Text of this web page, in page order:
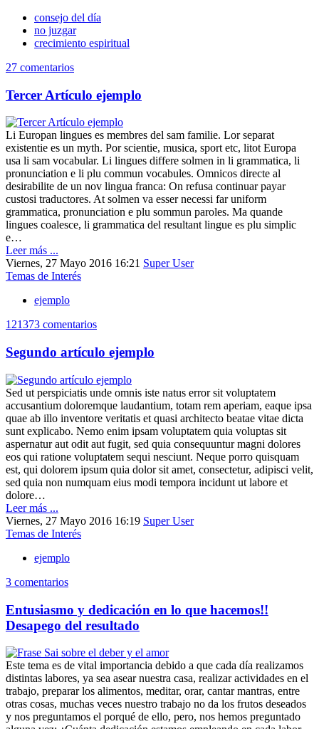
consejo del día
no juzgar
crecimiento espiritual
27 comentarios
Tercer Artículo ejemplo
Li Europan lingues es membres del sam familie. Lor separat
existentie es un myth. Por scientie, musica, sport etc, litot Europa
usa li sam vocabular. Li lingues differe solmen in li grammatica, li
pronunciation e li plu commun vocabules. Omnicos directe al
desirabilite de un nov lingua franca: On refusa continuar payar
custosi traductores. At solmen va esser necessi far uniform
grammatica, pronunciation e plu sommun paroles. Ma quande
lingues coalesce, li grammatica del resultant lingue es plu simplic
e…
Leer más ...
Viernes, 27 Mayo 2016 16:21 Super User
Temas de Interés
ejemplo
121373 comentarios
Segundo artículo ejemplo
Sed ut perspiciatis unde omnis iste natus error sit voluptatem
accusantium doloremque laudantium, totam rem aperiam, eaque ipsa
quae ab illo inventore veritatis et quasi architecto beatae vitae dicta
sunt explicabo. Nemo enim ipsam voluptatem quia voluptas sit
aspernatur aut odit aut fugit, sed quia consequuntur magni dolores
eos qui ratione voluptatem sequi nesciunt. Neque porro quisquam
est, qui dolorem ipsum quia dolor sit amet, consectetur, adipisci velit,
sed quia non numquam eius modi tempora incidunt ut labore et
dolore…
Leer más ...
Viernes, 27 Mayo 2016 16:19 Super User
Temas de Interés
ejemplo
3 comentarios
Entusiasmo y dedicación en lo que hacemos!!
Desapego del resultado
Este tema es de vital importancia debido a que cada día realizamos
distintas labores, ya sea asear nuestra casa, realizar actividades en el
trabajo, preparar los alimentos, meditar, orar, cantar mantras, entre
otras cosas, muchas veces nuestro trabajo no da los frutos deseados
y nos preguntamos el porqué de ello, pero, nos hemos preguntado